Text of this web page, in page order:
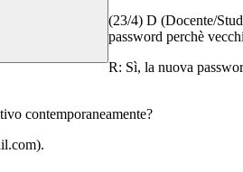
(23/4) D (Docente/
password perchè
R: Sì, la nuova
contemporaneamente?